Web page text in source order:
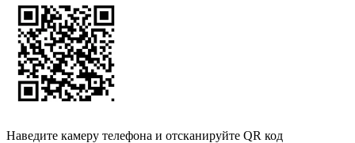
Наведите камеру телефона и отсканируйте QR код